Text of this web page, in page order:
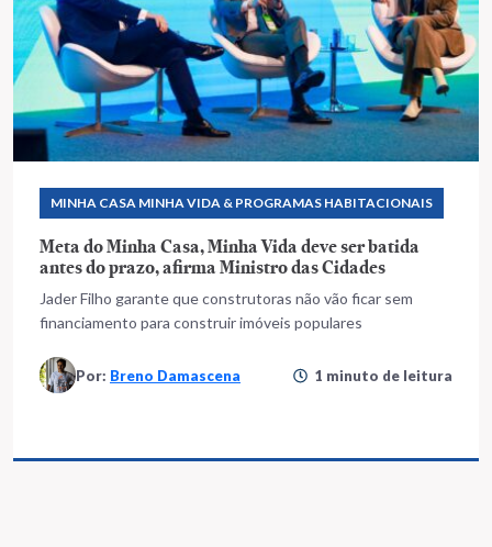
MINHA CASA MINHA VIDA & PROGRAMAS HABITACIONAIS
Meta do Minha Casa, Minha Vida deve ser batida
antes do prazo, afirma Ministro das Cidades
Jader Filho garante que construtoras não vão ficar sem
financiamento para construir imóveis populares
Por: Breno Damascena 1 minuto de leitura